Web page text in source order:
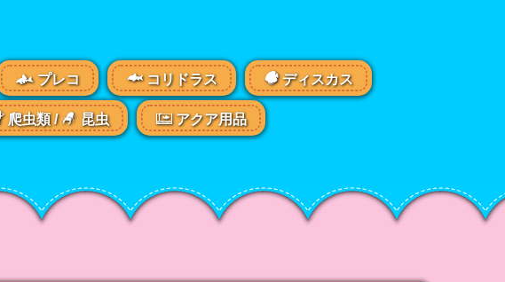
プレコ コリドラス ディスカス
爬虫類 / 昆虫 アクア用品